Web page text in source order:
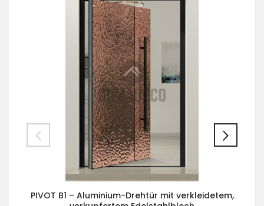
PIVOT B1 – Aluminium-Drehtür mit verkleidetem,